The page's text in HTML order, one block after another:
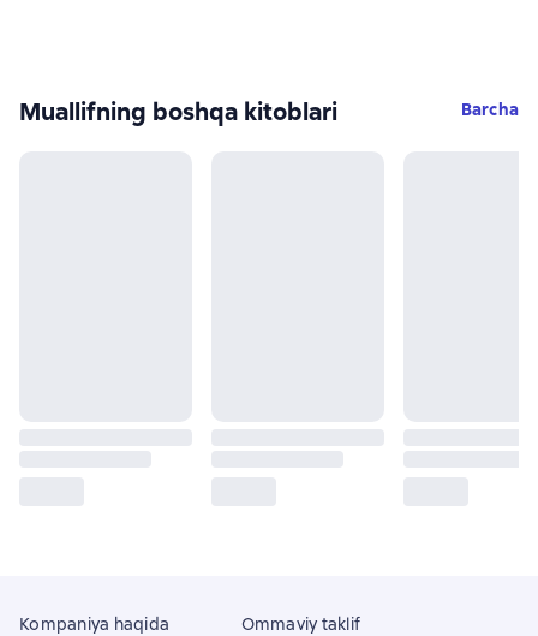
Muallifning boshqa kitoblari Barcha
Kompaniya haqida
Ommaviy taklif